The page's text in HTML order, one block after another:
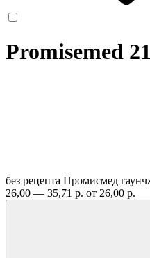
Promisemed
без рецепта Промисмед
26,00 — 35,71 р. от 26,00 р.